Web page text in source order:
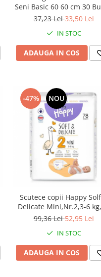
Seni Basic 60 60 cm 30
37,23 Lei33,50 Lei
IN STOC
ADAUGA IN COS
-47% NOU
Scutece copii Happy
Delicate Mini,Nr.2,3-6
buc
99,36 Lei52,95 Lei
IN STOC
ADAUGA IN COS